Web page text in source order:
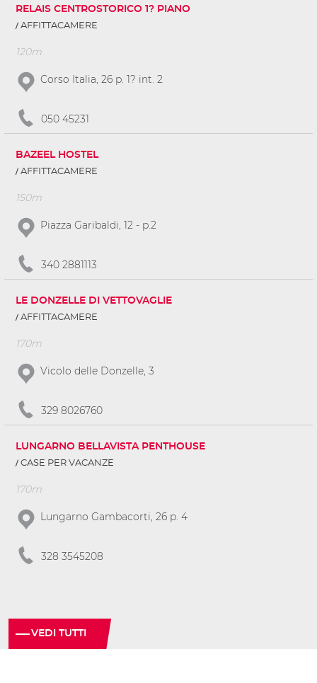
RELAIS CENTROSTORICO 1? PIANO
AFFITTACAMERE
120m
Corso Italia, 26 p. 1? int. 2
050 45231
BAZEEL HOSTEL
AFFITTACAMERE
150m
Piazza Garibaldi, 12 - p.2
340 2881113
LE DONZELLE DI VETTOVAGLIE
AFFITTACAMERE
170m
Vicolo delle Donzelle, 3
329 8026760
LUNGARNO BELLAVISTA PENTHOUSE
CASE PER VACANZE
170m
Lungarno Gambacorti, 26 p. 4
328 3545208
VEDI TUTTI